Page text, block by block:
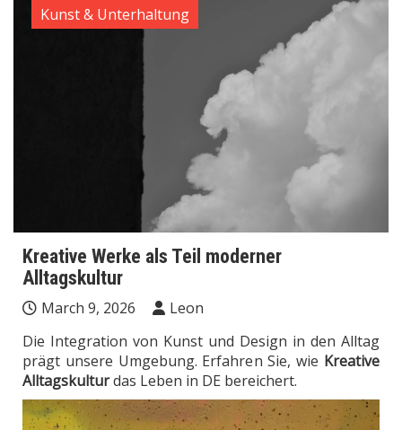
Kunst & Unterhaltung
Kreative Werke als Teil moderner
Alltagskultur
March 9, 2026
Leon
Die Integration von Kunst und Design in den Alltag
prägt unsere Umgebung. Erfahren Sie, wie Kreative
Alltagskulturdas Leben in DE bereichert.